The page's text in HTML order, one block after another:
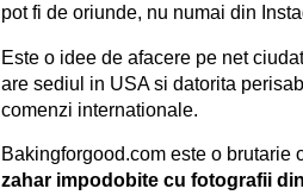
pot fi de oriunde, nu numai din
Este o idee de afacere pe net
are sediul in USA si datorita
comenzi internationale.
Bakingforgood.com este o brutarie
zahar impodobite cu fotografii